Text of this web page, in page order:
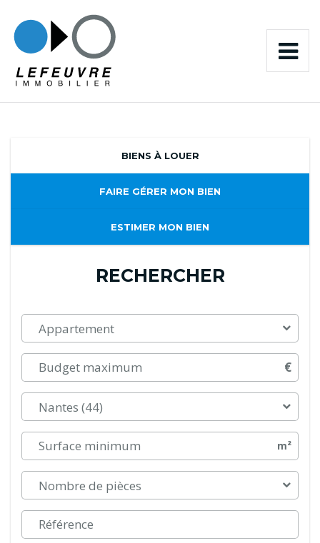
BIENS À LOUER
FAIRE GÉRER MON BIEN
ESTIMER MON BIEN
RECHERCHER
Appartement
€
Nantes (44)
m²
Nombre de pièces